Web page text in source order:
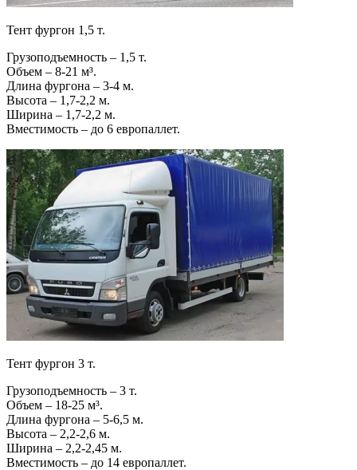
Тент фургон 1,5 т.
Грузоподъемность – 1,5 т.
Объем – 8-21 м³.
Длина фургона – 3-4 м.
Высота – 1,7-2,2 м.
Ширина – 1,7-2,2 м.
Вместимость – до 6 европаллет.
Тент фургон 3 т.
Грузоподъемность – 3 т.
Объем – 18-25 м³.
Длина фургона – 5-6,5 м.
Высота – 2,2-2,6 м.
Ширина – 2,2-2,45 м.
Вместимость – до 14 европаллет.